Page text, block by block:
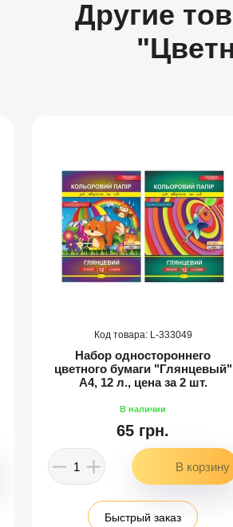
Другие
333049
Набор одностороннего
цветного бумаги "Глянцевый"
А4, 12 л., цена за 2 шт.
65 грн.
Быстрый заказ